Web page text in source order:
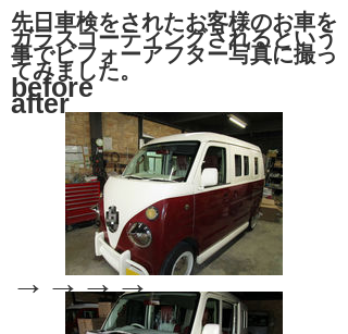
先日車検をされたお客様のお車を
ガラスコーティングされるという
事でビフォーアフター写真に撮っ
てみました。
after
→→→→